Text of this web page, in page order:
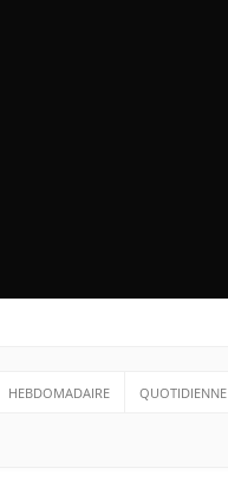
HEBDOMADAIRE QUOTIDIENNE